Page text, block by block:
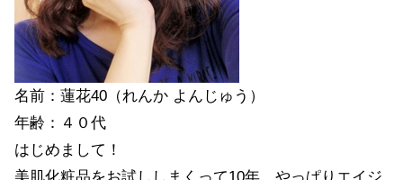
名前：蓮花40（れんか よんじゅう）
年齢：４０代
はじめまして！